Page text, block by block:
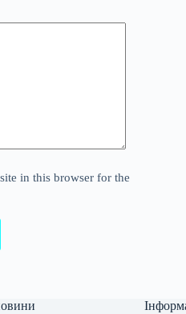
in this browser for the